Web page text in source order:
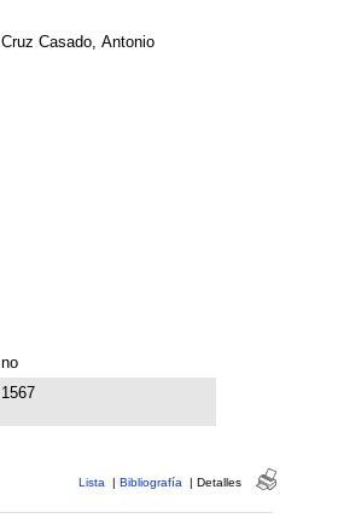
Cruz Casado, Antonio
no
1567
Lista | Bibliografía | Detalles